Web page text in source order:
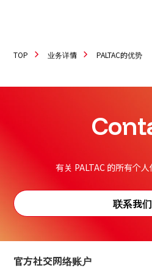
TOP 业务详情 PALTAC的优势
有关 PALTAC 的所有个
联系我们
官方社交网络账户